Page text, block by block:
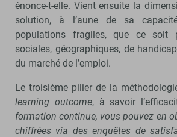
énonce-t-elle. Vient ensuite la
solution, à l’aune de sa
populations fragiles, que ce soit
sociales, géographiques, de
du marché de l’emploi.
Le troisième pilier de la
learning outcome, à savoir
formation continue, vous pouvez en
chiffrées via des enquêtes de